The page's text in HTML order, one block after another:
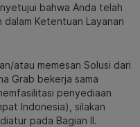
bahwa Anda telah
dalam Ketentuan Layanan
atau memesan Solusi dari
Grab bekerja sama
penyediaan
Indonesia), silakan
pada Bagian II.